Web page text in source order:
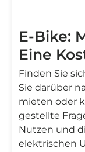
E-Bike:
Eine
Finden Sie
Sie darüber
mieten oder
gestellte
Nutzen und
elektrischen